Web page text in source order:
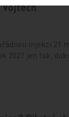
injekci 21
2027 jen tak,